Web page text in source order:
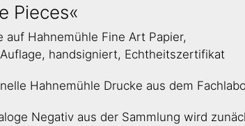
Pieces«
auf Hahnemühle Fine Art Papier,
handsigniert, Echtheitszertifikat
Hahnemühle Drucke aus dem
Negativ aus der Sammlung wird